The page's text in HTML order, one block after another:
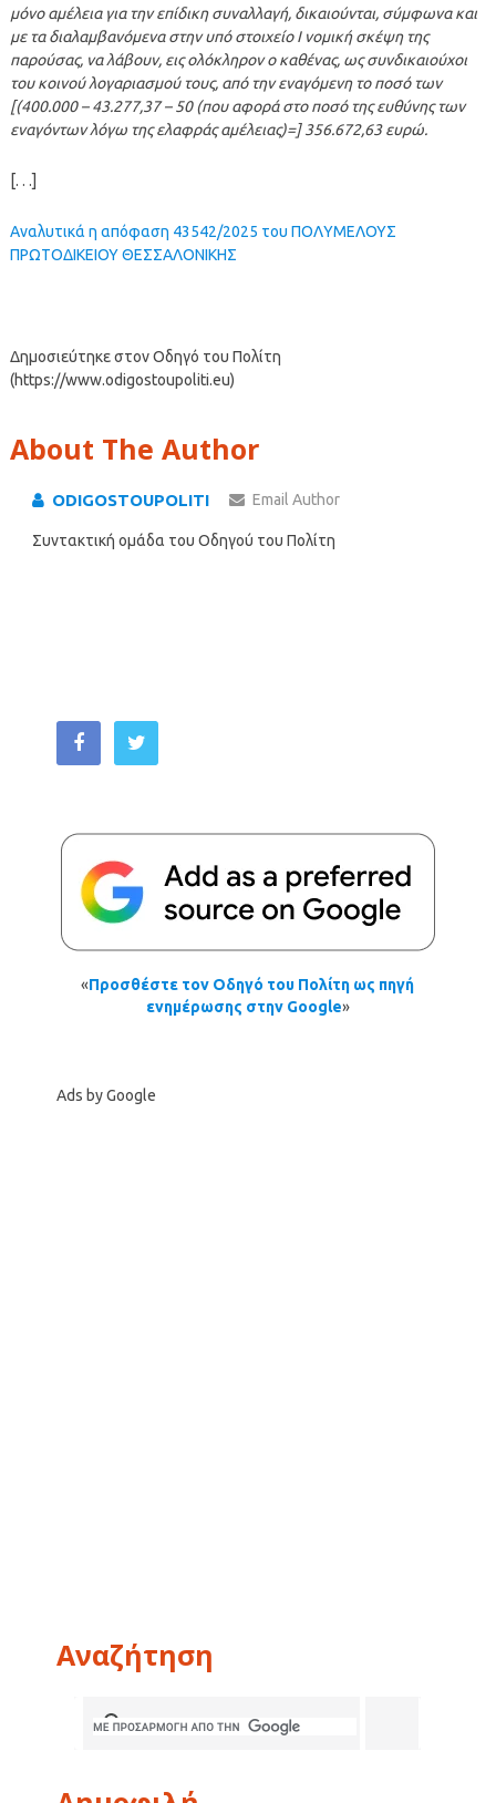
μόνο αμέλεια για την επίδικη συναλλαγή, δικαιούνται, σύμφωνα και
με τα διαλαμβανόμενα στην υπό στοιχείο I νομική σκέψη της
παρούσας, να λάβουν, εις ολόκληρον ο καθένας, ως συνδικαιούχοι
του κοινού λογαριασμού τους, από την εναγόμενη το ποσό των
[(400.000 – 43.277,37 – 50 (που αφορά στο ποσό της ευθύνης των
εναγόντων λόγω της ελαφράς αμέλειας)=] 356.672,63 ευρώ.
[. . .]
Αναλυτικά η απόφαση 43542/2025 του ΠΟΛΥΜΕΛΟΥΣ
ΠΡΩΤΟΔΙΚΕΙΟΥ ΘΕΣΣΑΛΟΝΙΚΗΣ
Δημοσιεύτηκε στον Οδηγό του Πολίτη
(https://www.odigostoupoliti.eu)
About The Author
ODIGOSTOUPOLITI Email Author
Συντακτική ομάδα του Οδηγού του Πολίτη
«Προσθέστε τον Οδηγό του Πολίτη ως πηγή
ενημέρωσης στην Google»
Ads by Google
Αναζήτηση